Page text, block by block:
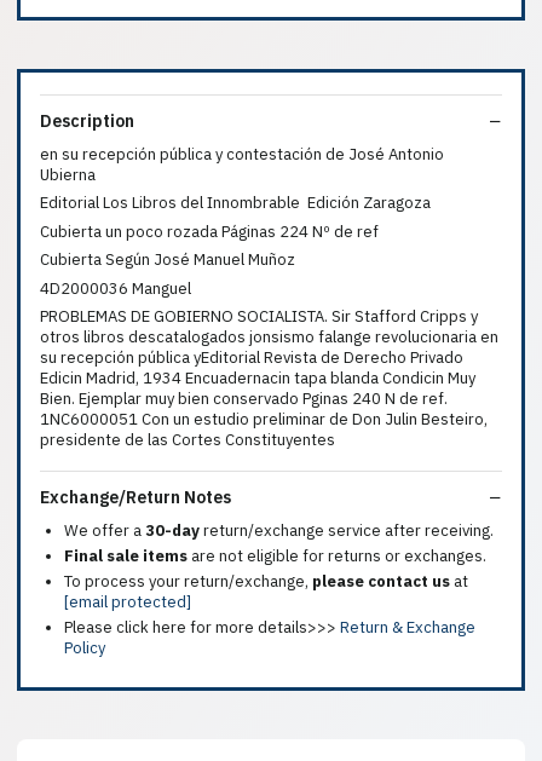
Description
en su recepción pública y contestación de José Antonio
Ubierna
Editorial Los Libros del Innombrable Edición Zaragoza
Cubierta un poco rozada Páginas 224 Nº de ref
Cubierta Según José Manuel Muñoz
4D2000036 Manguel
PROBLEMAS DE GOBIERNO SOCIALISTA. Sir Stafford Cripps y
otros libros descatalogados jonsismo falange revolucionaria en
su recepción pública yEditorial Revista de Derecho Privado
Edicin Madrid, 1934 Encuadernacin tapa blanda Condicin Muy
Bien. Ejemplar muy bien conservado Pginas 240 N de ref.
1NC6000051 Con un estudio preliminar de Don Julin Besteiro,
presidente de las Cortes Constituyentes
Exchange/Return Notes
We offer a30-dayreturn/exchange service after receiving.
Final sale items are not eligible for returns or exchanges.
To process your return/exchange, please contact us at
[email protected]
Please click here for more details>>> Return & Exchange
Policy